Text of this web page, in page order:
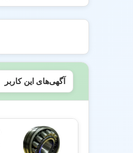
آگهی‌های این کاربر